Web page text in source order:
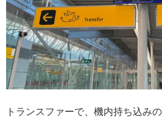
トランスファーで、機内持ち込み